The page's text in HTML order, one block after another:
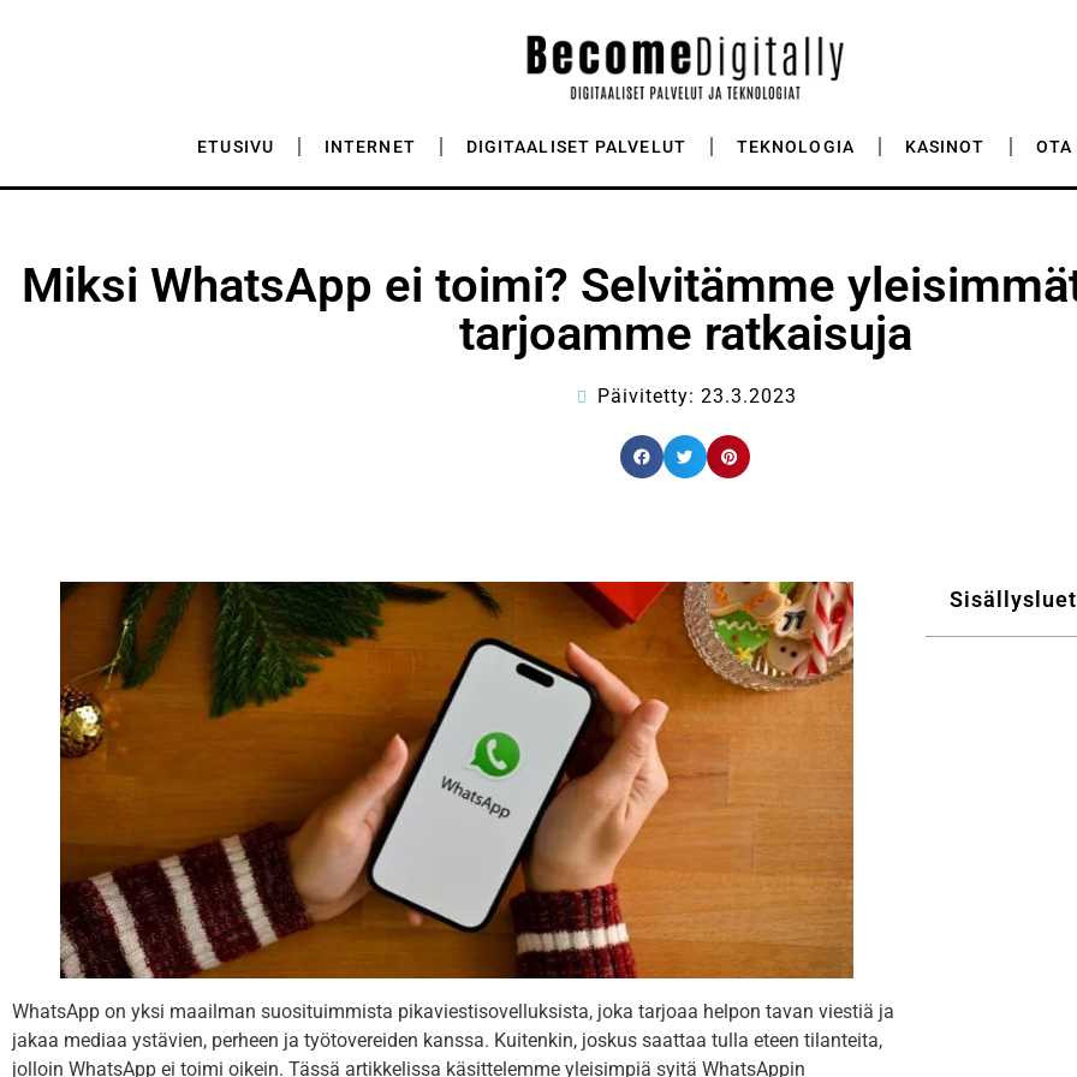
ETUSIVU INTERNET DIGITAALISET PALVELUT TEKNOLOGIA KASINOT OTA
Miksi WhatsApp ei toimi? Selvitämme
tarjoamme ratkaisuja
Päivitetty: 23.3.2023
WhatsApp on yksi maailman suosituimmista pikaviestisovelluksista, joka tarjoaa helpon tavan viestiä ja
jakaa mediaa ystävien, perheen ja työtovereiden kanssa. Kuitenkin, joskus saattaa tulla eteen tilanteita,
jolloin WhatsApp ei toimi oikein. Tässä artikkelissa käsittelemme yleisimpiä syitä WhatsAppin